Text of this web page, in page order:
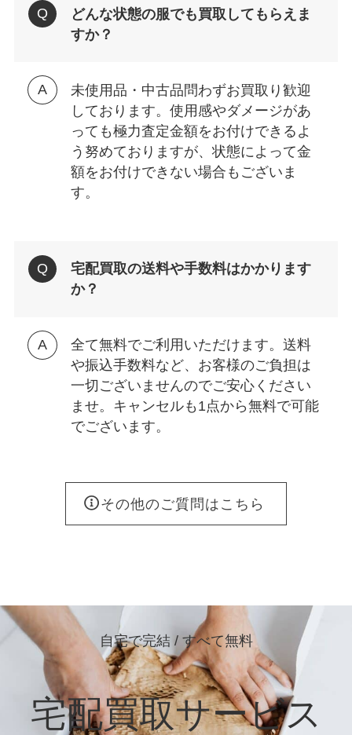
どんな状態の服でも買取してもらえま
すか？
未使用品・中古品問わずお買取り歓迎
しております。使用感やダメージがあ
っても極力査定金額をお付けできるよ
う努めておりますが、状態によって金
額をお付けできない場合もございま
す。
宅配買取の送料や手数料はかかります
か？
全て無料でご利用いただけます。送料
や振込手数料など、お客様のご負担は
一切ございませんのでご安心ください
ませ。キャンセルも1点から無料で可能
でございます。
その他のご質問はこちら
自宅で完結 / すべて無料
宅配買取サービス